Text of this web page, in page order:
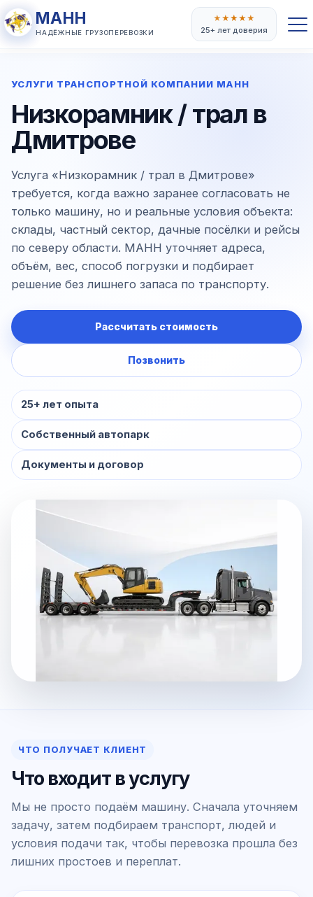
МАНН
НАДЁЖНЫЕ ГРУЗОПЕРЕВОЗКИ
★★★★★
25+ лет доверия
УСЛУГИ ТРАНСПОРТНОЙ КОМПАНИИ МАНН
Низкорамник / трал в
Дмитрове
Услуга «Низкорамник / трал в Дмитрове»
требуется, когда важно заранее согласовать не
только машину, но и реальные условия объекта:
склады, частный сектор, дачные посёлки и рейсы
по северу области. МАНН уточняет адреса,
объём, вес, способ погрузки и подбирает
решение без лишнего запаса по транспорту.
Рассчитать стоимость
Позвонить
25+ лет опыта
Собственный автопарк
Документы и договор
ЧТО ПОЛУЧАЕТ КЛИЕНТ
Что входит в услугу
Мы не просто подаём машину. Сначала уточняем
задачу, затем подбираем транспорт, людей и
условия подачи так, чтобы перевозка прошла без
лишних простоев и переплат.